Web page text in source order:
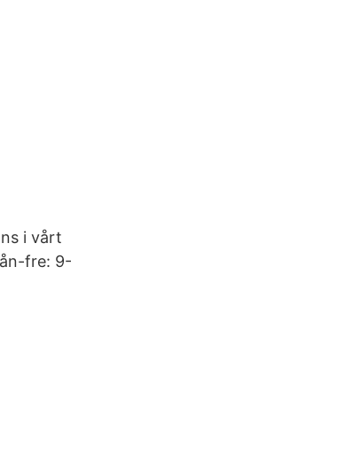
i vårt
fre: 9-